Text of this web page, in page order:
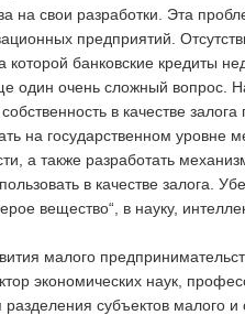
на свои разработки. Эта
предприятий.
которой банковские кредиты
один очень сложный вопрос.
в качестве
на государственном уровне
а также разработать
в качестве залога.
вещество“, в науку,
малого
экономических наук,
субъектов малого